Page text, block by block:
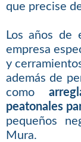
que precise
Los años de
empresa
y
además de
como
peatonales
pequeños
Mura.